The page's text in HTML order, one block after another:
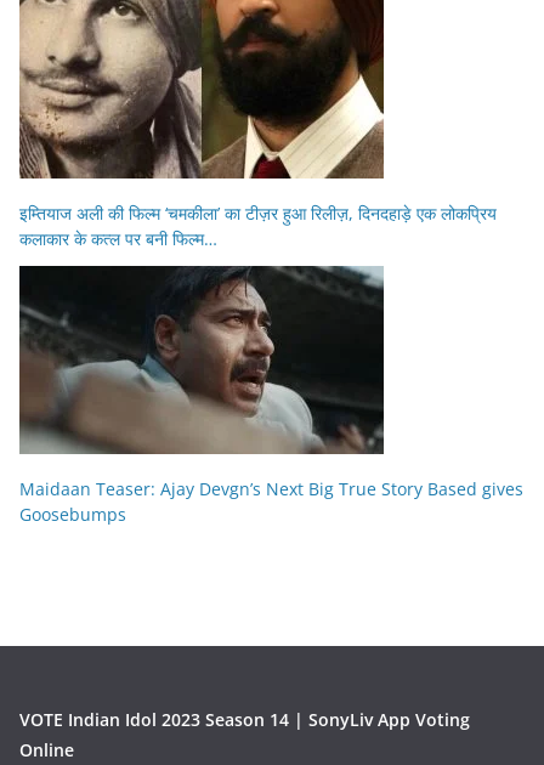
इम्तियाज अली की फिल्म ‘चमकीला’ का टीज़र हुआ रिलीज़, दिनदहाड़े एक लोकप्रिय
कलाकार के कत्ल पर बनी फिल्म…
Maidaan Teaser: Ajay Devgn’s Next Big True Story Based gives
Goosebumps
VOTE Indian Idol 2023 Season 14 | SonyLiv App Voting
Online